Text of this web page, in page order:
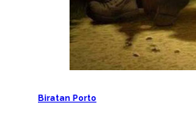
Biratan Porto